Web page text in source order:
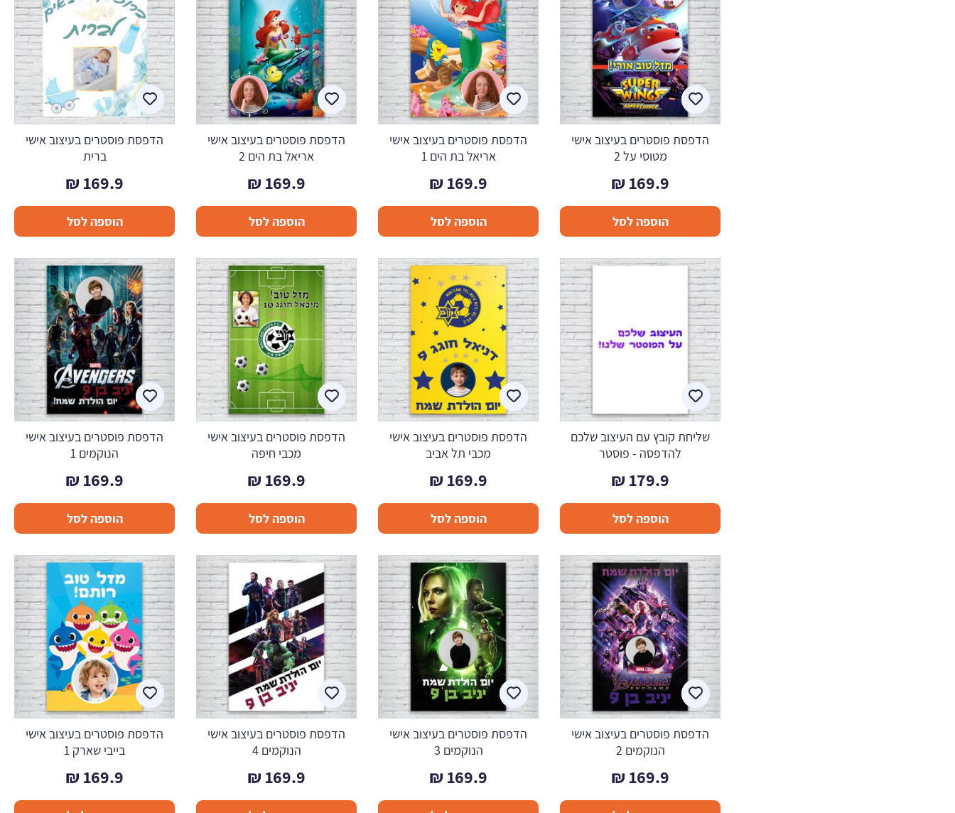
הדפסת פוסטרים בעיצוב אישי
מטוסי על 2
169.9
₪
הוספה לסל
הדפסת פוסטרים בעיצוב אישי
אריאל בת הים 1
169.9
₪
הוספה לסל
הדפסת פוסטרים בעיצוב אישי
אריאל בת הים 2
169.9
₪
הוספה לסל
הדפסת פוסטרים בעיצוב אישי
ברית
169.9
₪
הוספה לסל
שליחת קובץ עם העיצוב שלכם
להדפסה - פוסטר
179.9
₪
הוספה לסל
הדפסת פוסטרים בעיצוב אישי
מכבי תל אביב
169.9
₪
הוספה לסל
הדפסת פוסטרים בעיצוב אישי
מכבי חיפה
169.9
₪
הוספה לסל
הדפסת פוסטרים בעיצוב אישי
הנוקמים 1
169.9
₪
הוספה לסל
הדפסת פוסטרים בעיצוב אישי
הנוקמים 2
169.9
₪
הדפסת פוסטרים בעיצוב אישי
הנוקמים 3
169.9
₪
הדפסת פוסטרים בעיצוב אישי
הנוקמים 4
169.9
₪
הדפסת פוסטרים בעיצוב אישי
בייבי שארק 1
169.9
₪